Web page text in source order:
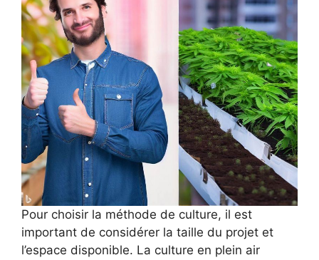
Pour choisir la méthode de culture, il est
important de considérer la taille du projet et
l’espace disponible. La culture en plein air